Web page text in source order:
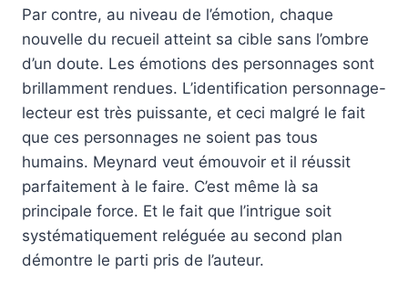
Par contre, au niveau de l’émotion, chaque
nouvelle du recueil atteint sa cible sans l’ombre
d’un doute. Les émotions des personnages sont
brillamment rendues. L’identification personnage-
lecteur est très puissante, et ceci malgré le fait
que ces personnages ne soient pas tous
humains. Meynard veut émouvoir et il réussit
parfaitement à le faire. C’est même là sa
principale force. Et le fait que l’intrigue soit
systématiquement reléguée au second plan
démontre le parti pris de l’auteur.